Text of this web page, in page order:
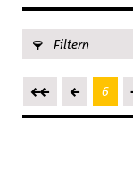
Filtern
6